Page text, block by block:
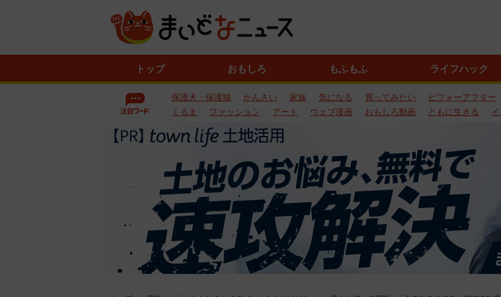
トップ おもしろ もふもふ ライフハック
保護犬・保護猫 かんさい 家族 気になる 買ってみたい ビフォーアフター
くるま
ファッション アート ウェブ漫画 おもしろ動画 ともに生きる イ